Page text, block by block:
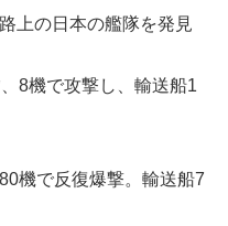
上の日本の艦隊を発見
8機で攻撃し、輸送船1
機で反復爆撃。輸送船7